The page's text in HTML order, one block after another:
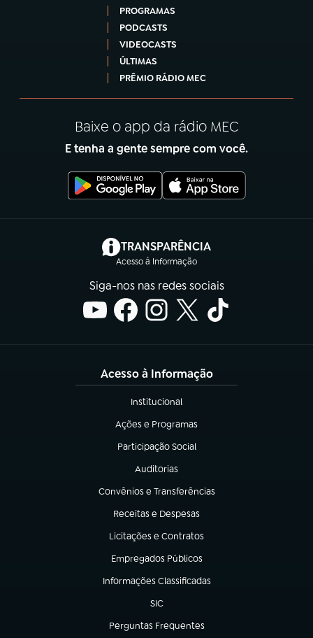
PROGRAMAS
PODCASTS
VIDEOCASTS
ÚLTIMAS
PRÊMIO RÁDIO MEC
Baixe o app da rádio MEC
E tenha a gente sempre com você.
TRANSPARÊNCIA
Acesso à Informação
(abre em nova aba)
Siga-nos nas redes sociais
Acesso à Informação
Institucional
(abre em nova aba)
Ações e Programas
(abre em nova aba)
Participação Social
(abre em nova aba)
Auditorias
(abre em nova aba)
Convênios e Transferências
(abre em nova aba)
Receitas e Despesas
(abre em nova aba)
Licitações e Contratos
(abre em nova aba)
Empregados Públicos
(abre em nova aba)
Informações Classificadas
(abre em nova aba)
SIC
(abre em nova aba)
Perguntas Frequentes
(abre em nova aba)